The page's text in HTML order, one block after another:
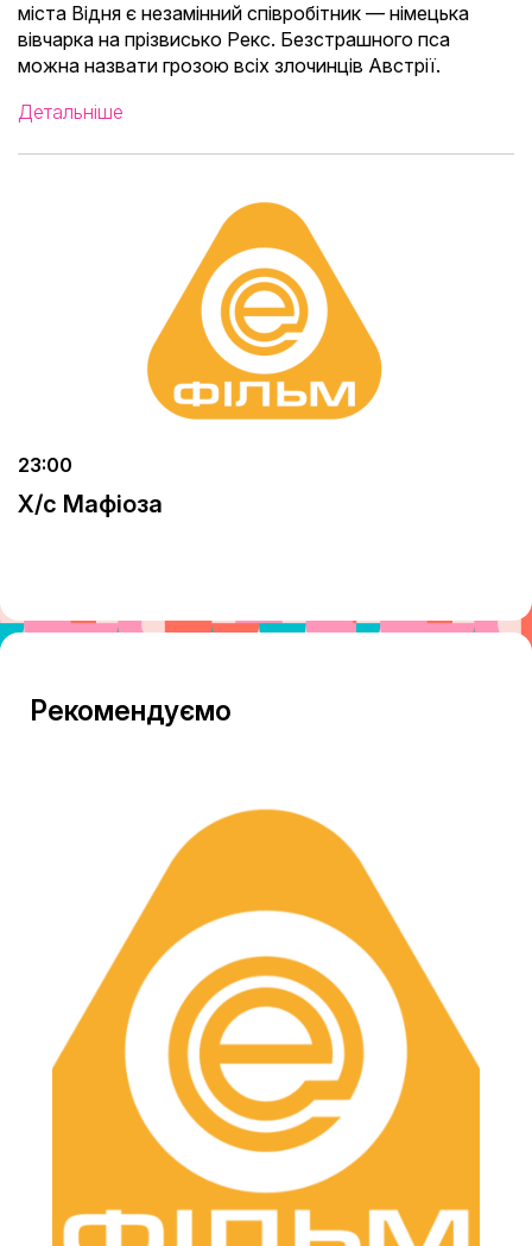
міста Відня є незамінний співробітник — німецька
вівчарка на прізвисько Рекс. Безстрашного пса
можна назвати грозою всіх злочинців Австрії.
Детальніше
23:00
Х/с Мафіоза
Рекомендуємо